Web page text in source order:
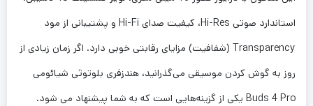
استاندارد صوتی Hi-Res، کیفیت صدای Hi-Fi و پشتیبانی از مود
Transparency (شفافیت) مزایای رقابتی خوبی دارد. اگر زمان زیادی از
روز به گوش کردن موسیقی می‌گذرانید، هندزفری بلوتوثی شیائومی
Buds 4 Pro یکی از گزینه‌هایی است که به شما پیشنهاد می شود.